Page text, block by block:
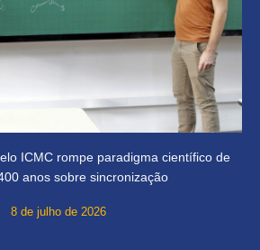
ICMC rompe paradigma científico de
anos sobre sincronização
8 de julho de 2026